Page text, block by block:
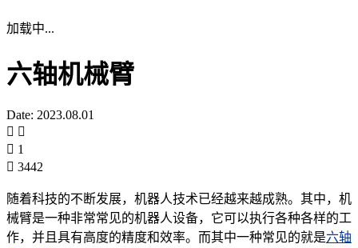
加载中...
六轴机械臂
Date: 2023.08.01
1
3442
随着科技的不断发展，机器人技术已经越来越成熟。其中，机
械臂是一种非常常见的机器人设备，它可以执行各种各样的工
作，并且具有高度的精度和效率。而其中一种常见的就是六轴